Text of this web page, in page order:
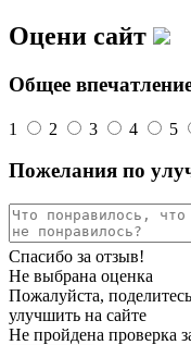
Оцени сайт
Общее
1 2 3 4 5
Пожелания по
Спасибо за отзыв!
Не выбрана оценка
Пожалуйста,
улучшить на сайте
Не пройдена проверка